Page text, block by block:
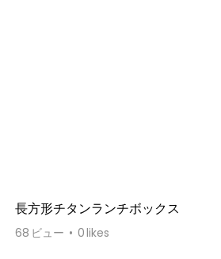
長方形チタンランチボックス
68 ビュー 0likes